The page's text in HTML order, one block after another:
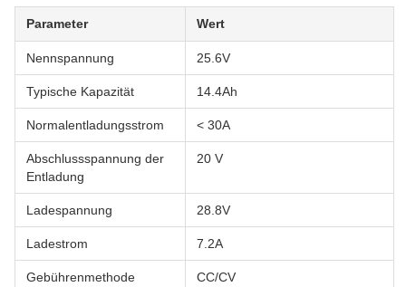
Parameter Wert
Nennspannung 25.6V
Typische Kapazität 14.4Ah
Normalentladungsstrom < 30A
Abschlussspannung der
Entladung
20 V
Ladespannung 28.8V
Ladestrom 7.2A
Gebührenmethode CC/CV